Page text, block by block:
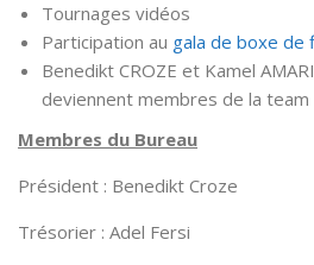
Tournages vidéos
Participation au gala de boxe de
Benedikt CROZE et Kamel AMARI
deviennent membres de la team
Membres du Bureau
Président : Benedikt Croze
Trésorier : Adel Fersi